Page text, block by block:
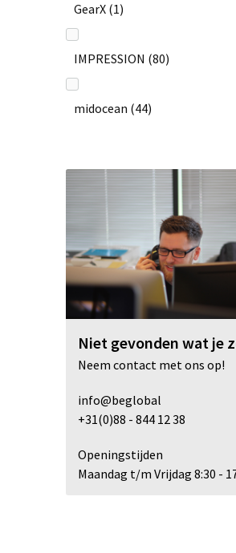
GearX (1)
IMPRESSION (80)
midocean (44)
Prodir(1)
Toppoint (28)
Vinga (3)
XD Collection(18)
Niet gevonden wat je
Neem contact met ons op!
info@beglobal
+31(0)88 - 844 12 38
Openingstijden
Maandag t/m Vrijdag 8:30 -